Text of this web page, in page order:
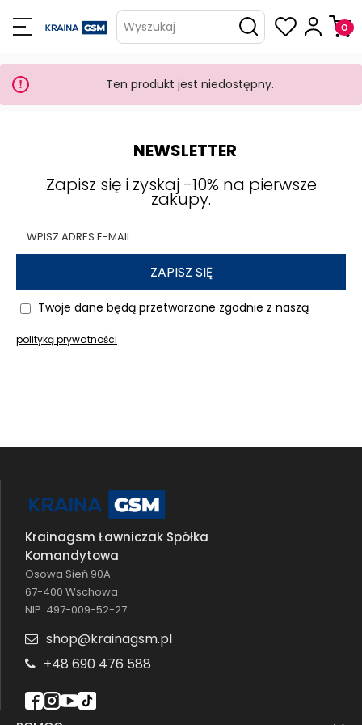
Wyszukaj
Ten produkt jest niedostępny.
NEWSLETTER
Zapisz się i zyskaj -10% na pierwsze
zakupy.
ZAPISZ SIĘ
Twoje dane będą przetwarzane zgodnie z naszą
polityką prywatności
Krainagsm Ławniczak Spółka
Komandytowa
Osowa Sień 90A
67-400 Wschowa
NIP: 497-009-52-27
shop@krainagsm.pl
+48 690 476 588